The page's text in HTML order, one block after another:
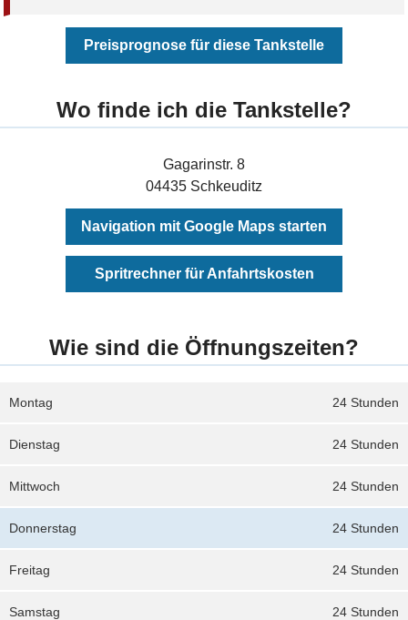
Preisprognose für diese Tankstelle
Wo finde ich die Tankstelle?
Gagarinstr. 8
04435 Schkeuditz
Navigation mit Google Maps starten
Spritrechner für Anfahrtskosten
Wie sind die Öffnungszeiten?
24 Stunden
Montag
24 Stunden
Dienstag
24 Stunden
Mittwoch
24 Stunden
Donnerstag
24 Stunden
Freitag
24 Stunden
Samstag